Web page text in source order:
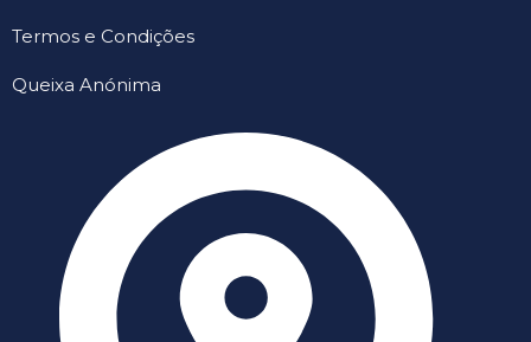
Termos e Condições
Queixa Anónima